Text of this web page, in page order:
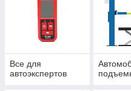
Все для
автоэкспертов